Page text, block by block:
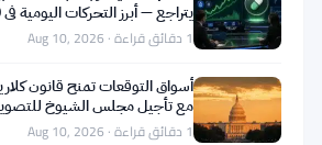
الاستثمار
الفرنسي
نايتكسيس،
الذي
يتراجع — أبرز التحركات اليومية في 10 أغسطس
1 دقائق قراءة · Aug 10, 2026
مع تأجيل مجلس الشيوخ
1 دقائق قراءة · Aug 10, 2026